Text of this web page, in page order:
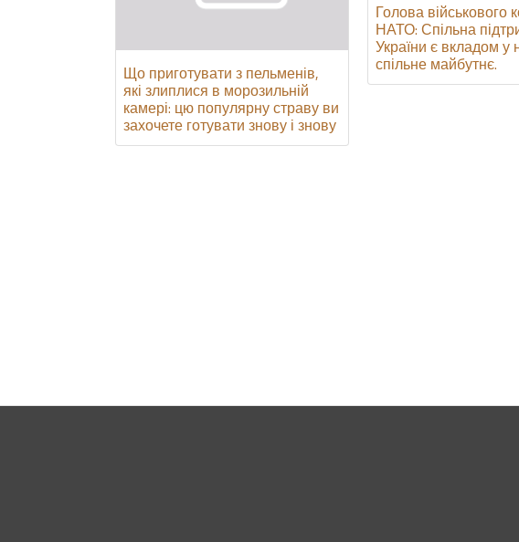
Що приготувати з пельменів,
які злиплися в морозильній
камері: цю популярну страву ви
захочете готувати знову і знову
Голова військового
НАТО: Спільна
України є вкладом у
спільне майбутнє.